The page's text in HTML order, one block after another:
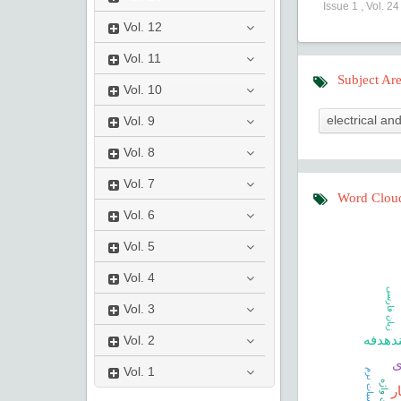
Vol. 12
Vol. 11
Vol. 10
Vol. 9
Vol. 8
Vol. 7
Vol. 6
Vol. 5
Vol. 4
Vol. 3
Vol. 2
Vol. 1
Issue 1 Vol. 24
Subject
electrical
Word
زبان فارسی